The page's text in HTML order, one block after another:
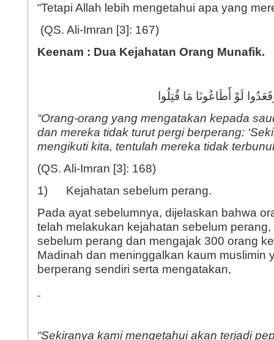
“Tetapi Allah lebih mengetahui apa yang
(QS. Ali-Imran [3]: 167)
Keenam : Dua Kejahatan Orang Munafik.
“Orang-orang yang mengatakan kepada
dan mereka tidak turut pergi berperang: ‘
mengikuti kita, tentulah mereka tidak
(QS. Ali-Imran [3]: 168)
1) Kejahatan sebelum perang.
Pada ayat sebelumnya, dijelaskan bahwa
telah melakukan kejahatan sebelum
sebelum perang dan mengajak 300 orang
Madinah dan meninggalkan kaum muslimin
berperang sendiri serta mengatakan,
“Sekiranya kami mengetahui akan terjadi